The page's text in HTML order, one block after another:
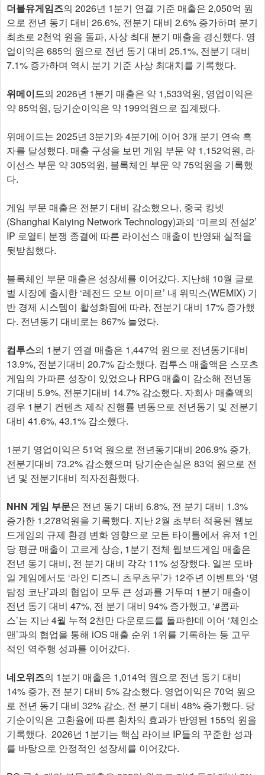
더블유게임즈의 2026년 1분기 연결 기준 매출은 2,050억 원
으로 전년 동기 대비 26.6%, 전분기 대비 2.6% 증가하며 분기
최초로 2천억 원을 돌파, 사상 최대 분기 매출을 경신했다. 영
업이익은 685억 원으로 전년 동기 대비 25.1%, 전분기 대비
7.1% 증가하며 역시 분기 기준 사상 최대치를 기록했다.
위메이드의 2026년 1분기 매출은 약 1,533억원, 영업이익은
약 85억원, 당기순이익은 약 199억원으로 집계됐다.
위메이드는 2025년 3분기와 4분기에 이어 3개 분기 연속 흑
자를 달성했다. 매출 구성을 보면 게임 부문 약 1,152억원, 라
이선스 부문 약 305억원, 블록체인 부문 약 75억원을 기록했
다.
게임 부문 매출은 전분기 대비 감소했으나, 중국 킹넷
(Shanghai Kaiying Network Technology)과의 ‘미르의 전설2’
IP 로열티 분쟁 종결에 따른 라이선스 매출이 반영돼 실적을
뒷받침했다.
블록체인 부문 매출은 성장세를 이어갔다. 지난해 10월 글로
벌 시장에 출시한 ‘레전드 오브 이미르’ 내 위믹스(WEMIX) 기
반 경제 시스템이 활성화됨에 따라, 전분기 대비 17% 증가했
다. 전년동기 대비로는 867% 늘었다.
컴투스의 1분기 연결 매출은 1,447억 원으로 전년동기대비
13.9%, 전분기대비 20.7% 감소했다. 컴투스 매출액은 스포츠
게임의 가파른 성장이 있었으나 RPG 매출이 감소해 전년동
기대비 5.9%, 전분기대비 14.7% 감소했다. 자회사 매출액의
경우 1분기 컨텐츠 제작 진행률 변동으로 전년동기 및 전분기
대비 41.6%, 43.1% 감소했다.
1분기 영업이익은 51억 원으로 전년동기대비 206.9% 증가,
전분기대비 73.2% 감소했으며 당기순손실은 83억 원으로 전
년 및 전분기대비 적자전환했다.
NHN 게임 부문은 전년 동기 대비 6.8%, 전 분기 대비 1.3%
증가한 1,278억원을 기록했다. 지난 2월 초부터 적용된 웹보
드게임의 규제 환경 변화 영향으로 모든 타이틀에서 유저 1인
당 평균 매출이 고르게 상승, 1분기 전체 웹보드게임 매출은
전년 동기 대비, 전 분기 대비 각각 11% 성장했다. 일본 모바
일 게임에서도 ‘라인 디즈니 츠무츠무’가 12주년 이벤트와 ‘명
탐정 코난’과의 협업이 모두 큰 성과를 거두며 1분기 매출이
전년 동기 대비 47%, 전 분기 대비 94% 증가했고, ‘#콤파
스’는 지난 4월 누적 2천만 다운로드를 돌파한데 이어 ‘체인소
맨’과의 협업을 통해 iOS 매출 순위 1위를 기록하는 등 고무
적인 역주행 성과를 이어갔다.
네오위즈의 1분기 매출은 1,014억 원으로 전년 동기 대비
14% 증가, 전 분기 대비 5% 감소했다. 영업이익은 70억 원으
로 전년 동기 대비 32% 감소, 전 분기 대비 48% 증가했다. 당
기순이익은 고환율에 따른 환차익 효과가 반영된 155억 원을
기록했다. 2026년 1분기는 핵심 라이브 IP들의 꾸준한 성과
를 바탕으로 안정적인 성장세를 이어갔다.